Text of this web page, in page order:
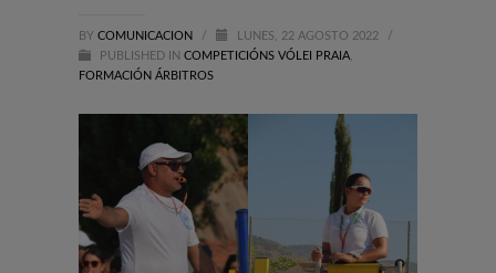
BY COMUNICACION / LUNES, 22 AGOSTO 2022
/
PUBLISHED IN COMPETICIÓNS VÓLEI PRAIA
FORMACIÓN ÁRBITROS